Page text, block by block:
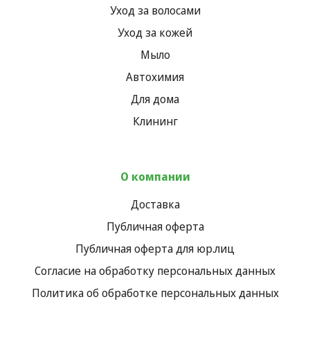
Уход за волосами
Уход за кожей
Мыло
Автохимия
Для дома
Клининг
О компании
Доставка
Публичная оферта
Публичная оферта для юр.лиц
Согласие на обработку персональных данных
Политика об обработке персональных данных